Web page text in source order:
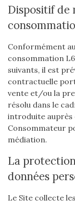
Dispositif de
Conformément
consommation
suivants, il est
contractuelle
vente et/ou la
résolu dans le
introduite auprès
Consommateur
médiation.
La
données
Le Site collecte